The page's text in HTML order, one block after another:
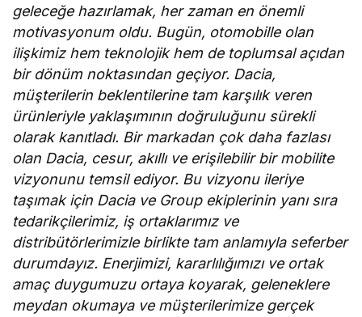
geleceğe hazırlamak, her zaman en önemli
motivasyonum oldu. Bugün, otomobille olan
ilişkimiz hem teknolojik hem de toplumsal açıdan
bir dönüm noktasından geçiyor. Dacia,
müşterilerin beklentilerine tam karşılık veren
ürünleriyle yaklaşımının doğruluğunu sürekli
olarak kanıtladı. Bir markadan çok daha fazlası
olan Dacia, cesur, akıllı ve erişilebilir bir mobilite
vizyonunu temsil ediyor. Bu vizyonu ileriye
taşımak için Dacia ve Group ekiplerinin yanı sıra
tedarikçilerimiz, iş ortaklarımız ve
distribütörlerimizle birlikte tam anlamıyla seferber
durumdayız. Enerjimizi, kararlılığımızı ve ortak
amaç duygumuzu ortaya koyarak, geleneklere
meydan okumaya ve müşterilerimize gerçek